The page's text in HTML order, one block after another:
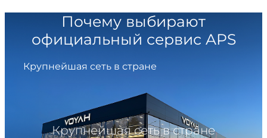
Почему выбирают
официальный сервис APS
Крупнейшая сеть в стране
Крупнейшая сеть в стране